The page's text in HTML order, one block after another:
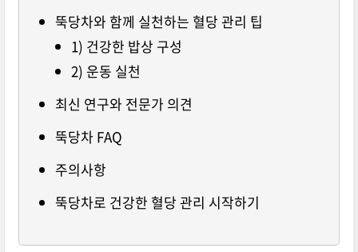
뚝당차와 함께 실천하는 혈당 관리 팁
1) 건강한 밥상 구성
2) 운동 실천
최신 연구와 전문가 의견
뚝당차 FAQ
주의사항
뚝당차로 건강한 혈당 관리 시작하기